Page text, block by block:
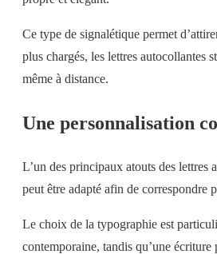
Ce type de signalétique permet
plus chargés, les lettres autocollantes
même à distance.
Une personnalisation
L’un des principaux atouts des lettres
peut être adapté afin de correspondre
Le choix de la typographie est
contemporaine, tandis qu’une